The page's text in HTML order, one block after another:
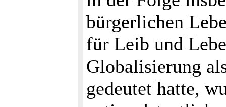
bürgerlichen
für Leib und
Globalisierung
gedeutet hatte,